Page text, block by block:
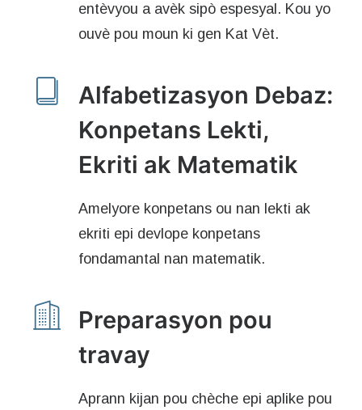
entèvyou a avèk sipò espesyal. Kou yo
ouvè pou moun ki gen Kat Vèt.
Alfabetizasyon Debaz:
Konpetans Lekti,
Ekriti ak Matematik
Amelyore konpetans ou nan lekti ak
ekriti epi devlope konpetans
fondamantal nan matematik.
Preparasyon pou
travay
Aprann kijan pou chèche epi aplike pou